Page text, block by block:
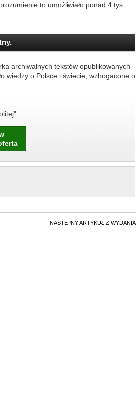
to umożliwiało ponad 4 tys.
archiwalnych tekstów opublikowanych
wiedzy o Polsce i świecie, wzbogacone o
NASTĘPNY ARTYKUŁ Z WYDANIA